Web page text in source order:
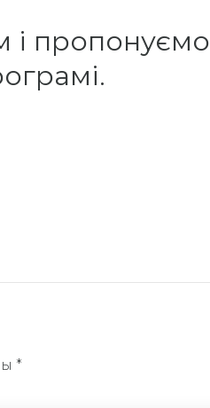
і пропонуємо
*